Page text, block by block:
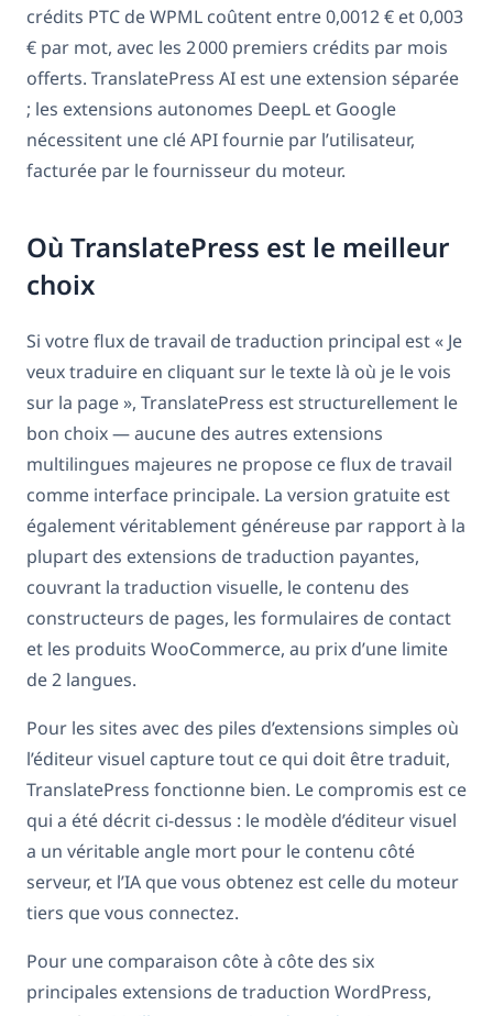
crédits PTC de WPML coûtent entre 0,0012 € et 0,003
€ par mot, avec les 2 000 premiers crédits par mois
offerts. TranslatePress AI est une extension séparée
; les extensions autonomes DeepL et Google
nécessitent une clé API fournie par l’utilisateur,
facturée par le fournisseur du moteur.
Où TranslatePress est le meilleur
choix
Si votre flux de travail de traduction principal est « Je
veux traduire en cliquant sur le texte là où je le vois
sur la page », TranslatePress est structurellement le
bon choix — aucune des autres extensions
multilingues majeures ne propose ce flux de travail
comme interface principale. La version gratuite est
également véritablement généreuse par rapport à la
plupart des extensions de traduction payantes,
couvrant la traduction visuelle, le contenu des
constructeurs de pages, les formulaires de contact
et les produits WooCommerce, au prix d’une limite
de 2 langues.
Pour les sites avec des piles d’extensions simples où
l’éditeur visuel capture tout ce qui doit être traduit,
TranslatePress fonctionne bien. Le compromis est ce
qui a été décrit ci-dessus : le modèle d’éditeur visuel
a un véritable angle mort pour le contenu côté
serveur, et l’IA que vous obtenez est celle du moteur
tiers que vous connectez.
Pour une comparaison côte à côte des six
principales extensions de traduction WordPress,